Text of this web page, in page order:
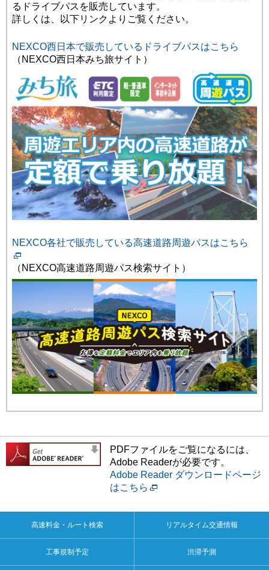
るドライブパスを販売しています。
詳しくは、以下リンクよりご覧ください。
NEXCO西日本で販売しているドライブパスはこちら
（NEXCO西日本みち旅サイト）
NEXCO各社で販売している高速道路周遊パスはこちら
（NEXCO高速道路周遊パス検索サイト）
PDFファイルをご覧になるには、
Adobe Readerが必要です。
Adobe Reader ダウンロードページ
はこちら
高速料金・ルート検索 リアルタイム交通情報
工事規制予定 渋滞予測